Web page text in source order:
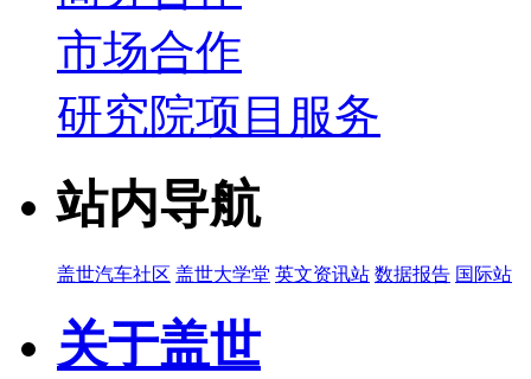
市场合作
研究院项目服务
站内导航
盖世汽车社区 盖世大学堂 英文资讯站 数据报告 国际站
关于盖世